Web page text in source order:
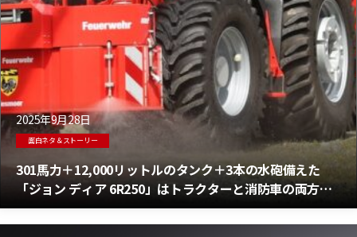
2025年9月28日
面白ネタ＆ストーリー
301馬力＋12,000リットルのタンク＋3本の水砲備えた
「ジョン ディア 6R250」はトラクターと消防車の両方の
役割を果たす！